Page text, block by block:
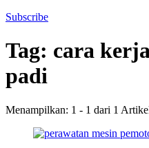
Subscribe
Tag: cara
padi
Menampilkan: 1 - 1 dari 1